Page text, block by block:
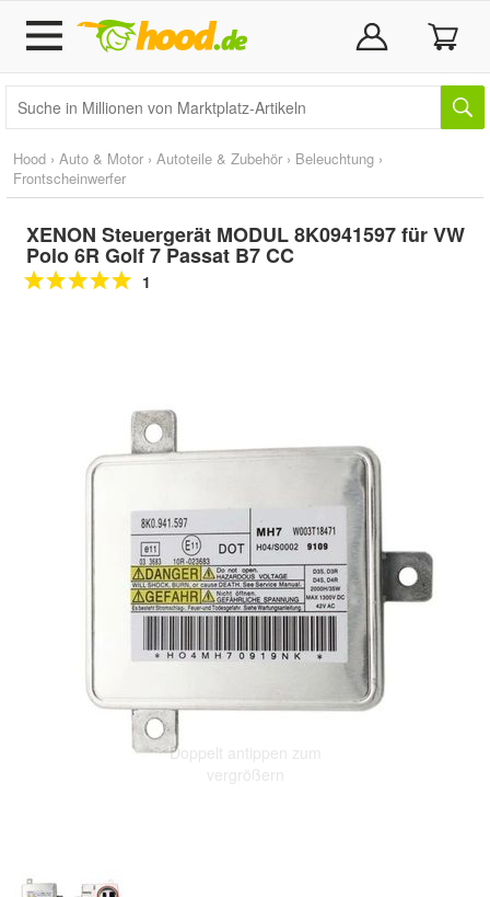
Hood › Auto & Motor › Autoteile & Zubehör › Beleuchtung ›
Frontscheinwerfer
XENON Steuergerät MODUL 8K0941597 für VW
Polo 6R Golf 7 Passat B7 CC
1
Doppelt antippen zum
vergrößern